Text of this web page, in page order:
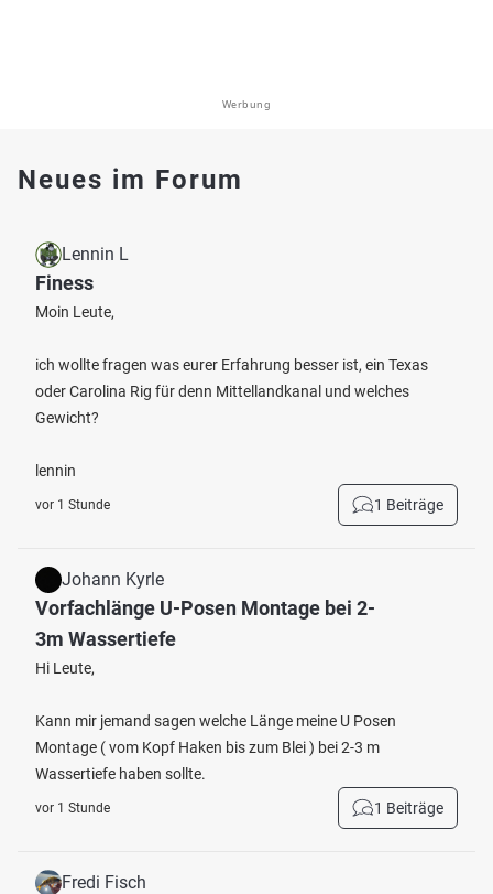
Werbung
Neues im Forum
Lennin L
Finess
Moin Leute,
ich wollte fragen was eurer Erfahrung besser ist, ein Texas
oder Carolina Rig für denn Mittellandkanal und welches
Gewicht?
lennin
vor 1 Stunde 1 Beiträge
Johann Kyrle
Vorfachlänge U-Posen Montage bei 2-
3m Wassertiefe
Hi Leute,
Kann mir jemand sagen welche Länge meine U Posen
Montage ( vom Kopf Haken bis zum Blei ) bei 2-3 m
Wassertiefe haben sollte.
vor 1 Stunde 1 Beiträge
Fredi Fisch